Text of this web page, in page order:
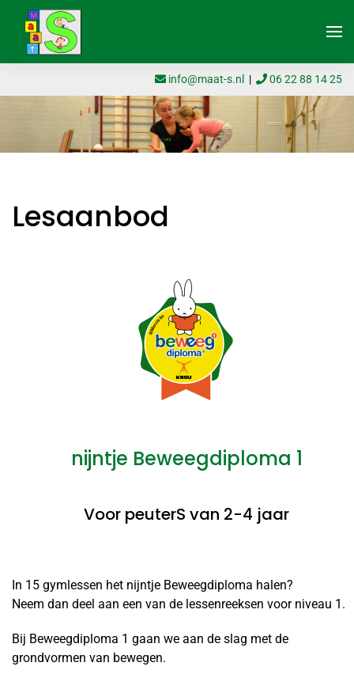
Skip to main content
info@maat-s.nl | 06 22 88 14 25
Lesaanbod
nijntje Beweegdiploma 1
Voor peuterS van 2-4 jaar
In 15 gymlessen het nijntje Beweegdiploma halen?
Neem dan deel aan een van de lessenreeksen voor niveau 1.
Bij Beweegdiploma 1 gaan we aan de slag met de
grondvormen van bewegen.